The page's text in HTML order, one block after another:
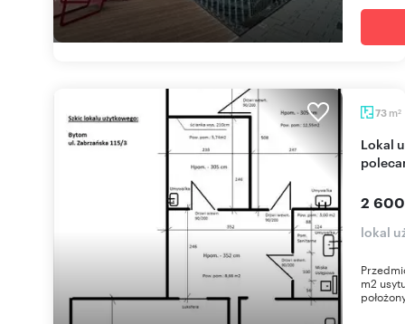
73 m2
Lokal użytkowy 73 m² z dużymi witrynami -
2
lokal
m2